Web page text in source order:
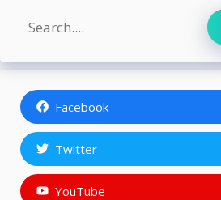
Search
Facebook
Twitter
YouTube